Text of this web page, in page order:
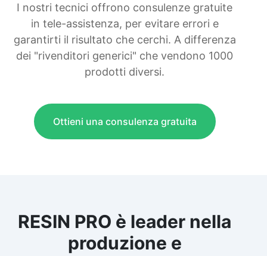
I nostri tecnici offrono consulenze gratuite
in tele-assistenza, per evitare errori e
garantirti il risultato che cerchi. A differenza
dei "rivenditori generici" che vendono 1000
prodotti diversi.
Ottieni una consulenza gratuita
RESIN PRO è leader nella
produzione e